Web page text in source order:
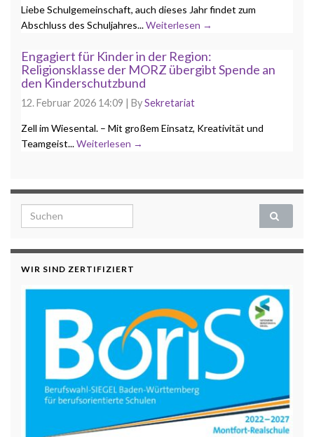
Liebe Schulgemeinschaft, auch dieses Jahr findet zum
Abschluss des Schuljahres...Weiterlesen →
Engagiert für Kinder in der Region:
Religionsklasse der MORZ übergibt Spende an
den Kinderschutzbund
12. Februar 2026 14:09 BySekretariat
Zell im Wiesental. – Mit großem Einsatz, Kreativität und
Teamgeist...Weiterlesen →
Search for:
WIR SIND ZERTIFIZIERT